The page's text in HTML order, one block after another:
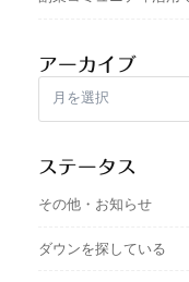
アーカイブ
ブ
ステータス
その他・お知らせ
ダウンを探している